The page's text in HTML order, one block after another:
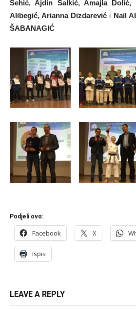
Šehić, Ajdin Salkić, Amajla Dolić,
Alibegić, Arianna Dizdarević i Nail
ŠABANAGIĆ
Podjeli ovo:
Facebook X
Ispis
LEAVE A REPLY